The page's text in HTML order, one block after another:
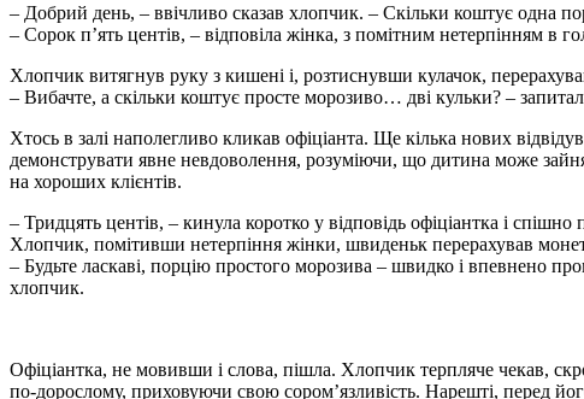
– Добрий день, – ввічливо сказав хлопчик. – Скільки коштує одна
– Сорок п’ять центів, – відповіла жінка, з помітним нетерпінням в
Хлопчик витягнув руку з кишені і, розтиснувши кулачок,
– Вибачте, а скільки коштує просте морозиво… дві кульки? –
Хтось в залі наполегливо кликав офіціанта. Ще кілька нових
демонструвати явне невдоволення, розуміючи, що дитина може
на хороших клієнтів.
– Тридцять центів, – кинула коротко у відповідь офіціантка і
Хлопчик, помітивши нетерпіння жінки, швиденьк перерахував
– Будьте ласкаві, порцію простого морозива – швидко і впевнено
хлопчик.
Офіціантка, не мовивши і слова, пішла. Хлопчик терпляче чекав,
по-дорослому, приховуючи свою сором’язливість. Нарешті, перед